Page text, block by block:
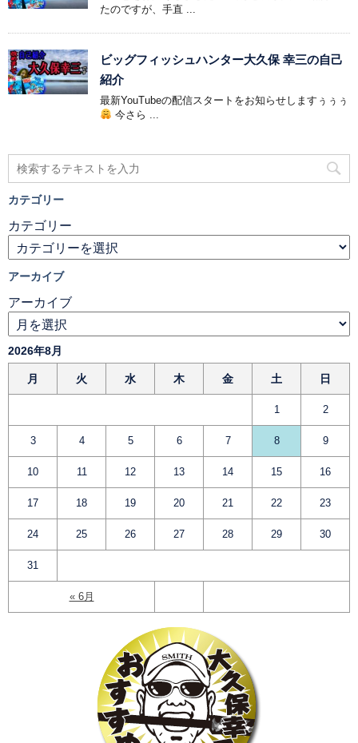
たのですが、手直 ...
ビッグフィッシュハンター大久保 幸三の自己
紹介
最新YouTubeの配信スタートをお知らせしますぅぅぅ
今さら ...
カテゴリー
カテゴリー
アーカイブ
アーカイブ
2026年8月
月 火 水 木 金 土 日
« 6月
1 2
3 4 5 6 7 8 9
10 11 12 13 14 15 16
17 18 19 20 21 22 23
24 25 26 27 28 29 30
31